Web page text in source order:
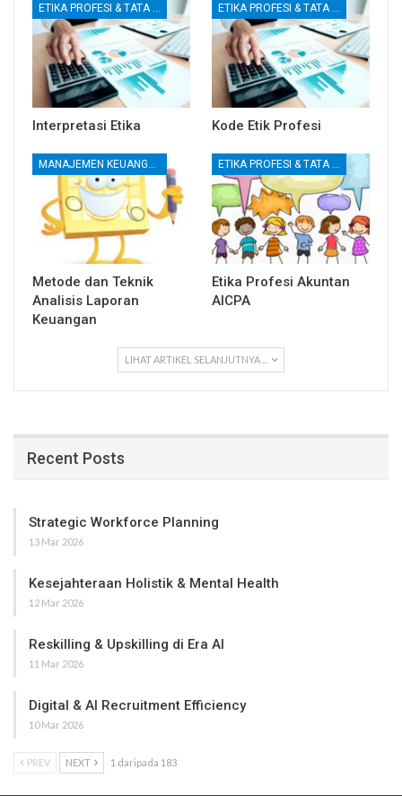
ETIKA PROFESI & TATA KELOLA KORPORAT
Interpretasi Etika
ETIKA PROFESI & TATA KELOLA KORPORAT
Kode Etik Profesi
MANAJEMEN KEUANGAN
Metode dan Teknik
Analisis Laporan
Keuangan
ETIKA PROFESI & TATA KELOLA KORPORAT
Etika Profesi Akuntan
AICPA
LIHAT ARTIKEL SELANJUTNYA ...
Recent Posts
Strategic Workforce Planning
13 Mar 2026
Kesejahteraan Holistik & Mental Health
12 Mar 2026
Reskilling & Upskilling di Era AI
11 Mar 2026
Digital & AI Recruitment Efficiency
10 Mar 2026
PREV NEXT 1 daripada 183